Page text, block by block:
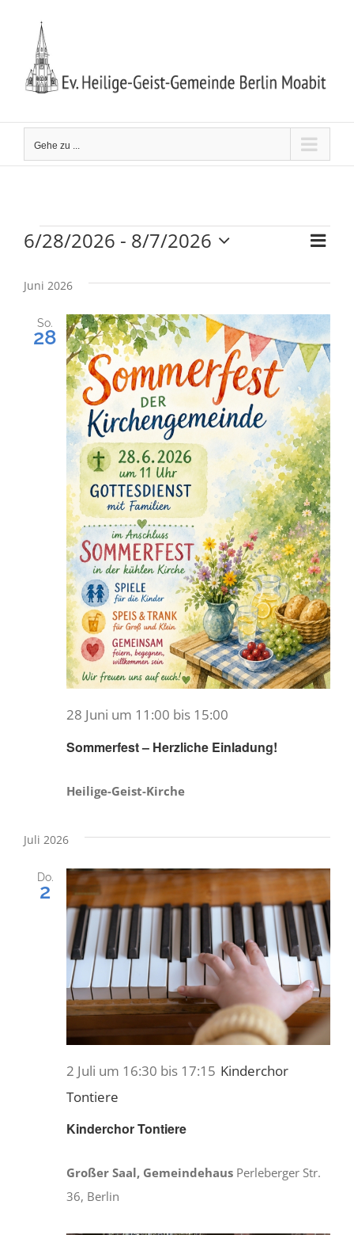
springen
Gehe zu ...
Veranstaltungen Liste
6/28/2026 - 8/7/2026
wählen.
Juni 2026
So.
28
Sommerfest – Herzliche Einladung!
28 Juni um 11:00 bis 15:00
Heilige-Geist-Kirche
Juli 2026
Do.
2
Kinderchor Tontiere
2 Juli um 16:30 bis 17:15 Kinderchor
Tontiere
Großer Saal, Gemeindehaus Perleberger Str.
36, Berlin